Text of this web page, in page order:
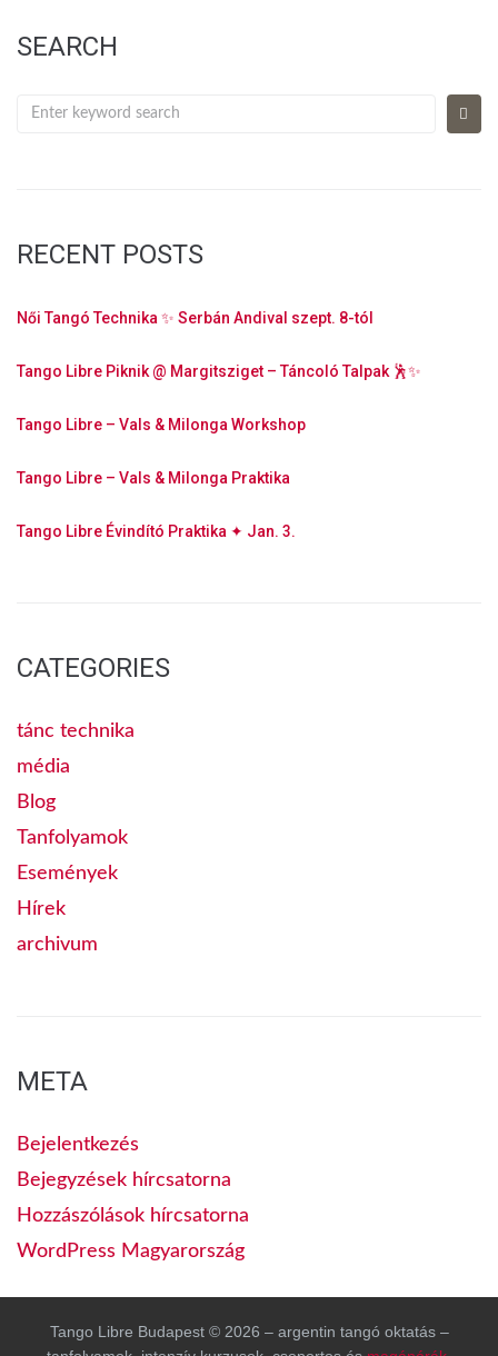
SEARCH
RECENT POSTS
Női Tangó Technika ✨ Serbán Andival szept. 8-tól
Tango Libre Piknik @ Margitsziget – Táncoló Talpak 🕺✨
Tango Libre – Vals & Milonga Workshop
Tango Libre – Vals & Milonga Praktika
Tango Libre Évindító Praktika ✦ Jan. 3.
CATEGORIES
tánc technika
média
Blog
Tanfolyamok
Események
Hírek
archivum
META
Bejelentkezés
Bejegyzések hírcsatorna
Hozzászólások hírcsatorna
WordPress Magyarország
Tango Libre Budapest © 2026 – argentin tangó oktatás –